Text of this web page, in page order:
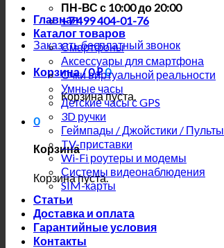
ПН-ВС с 10:00 до 20:00
+7 499 404-01-76
Заказать бесплатный звонок
Корзина /0₽0
Корзина пуста.
0
Корзина
Корзина пуста.
Главная
Каталог товаров
Смартфоны
Аксессуары для смартфона
Очки виртуальной реальности
Умные часы
Детские часы с GPS
3D ручки
Геймпады / Джойстики / Пульты
TV-приставки
Wi-Fi роутеры и модемы
Системы видеонаблюдения
SIM-карты
Статьи
Доставка и оплата
Гарантийные условия
Контакты